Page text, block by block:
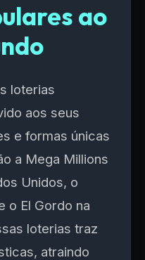
ao
loterias
aos seus
e formas únicas
a Mega Millions
Unidos, o
o El Gordo na
loterias traz
atraindo